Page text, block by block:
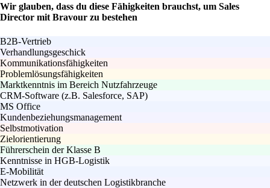
Wir glauben, dass du diese Fähigkeiten brauchst, um Sales
Director mit Bravour zu bestehen
B2B-Vertrieb
Verhandlungsgeschick
Kommunikationsfähigkeiten
Problemlösungsfähigkeiten
Marktkenntnis im Bereich Nutzfahrzeuge
CRM-Software (z.B. Salesforce, SAP)
MS Office
Kundenbeziehungsmanagement
Selbstmotivation
Zielorientierung
Führerschein der Klasse B
Kenntnisse in HGB-Logistik
E-Mobilität
Netzwerk in der deutschen Logistikbranche